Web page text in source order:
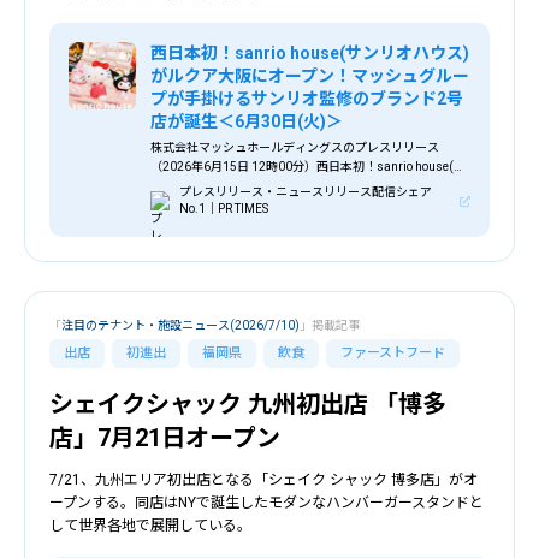
西日本初！sanrio house(サンリオハウス)
がルクア大阪にオープン！マッシュグルー
プが手掛けるサンリオ監修のブランド2号
店が誕生＜6月30日(火)＞
株式会社マッシュホールディングスのプレスリリース
（2026年6月15日 12時00分）西日本初！sanrio house(サ
ンリオハウス)がルクア大阪にオープン！マッシュグループ
が手掛けるサンリオ監修のブランド2号店が誕生＜6月30日
(火)＞
プレスリリース・ニュースリリース配信シェア
No.1｜PR TIMES
出店 初進出 福岡県 飲食 ファーストフード
「注目のテナント・施設ニュース(2026/7/10) 」掲載記事
シェイクシャック 九州初出店 「博多
店」7月21日オープン
7/21、九州エリア初出店となる「シェイク シャック 博多店」がオ
ープンする。同店はNYで誕生したモダンなハンバーガースタンドと
して世界各地で展開している。